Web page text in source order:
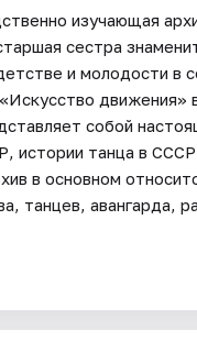
изучающая
сестра
и молодости в
движения»
собой
истории танца в
в основном
танцев, авангарда,